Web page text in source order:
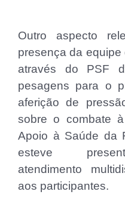
Outro aspecto
presença da
através do PSF
pesagens para o
aferição de
sobre o combate
Apoio à Saúde da
esteve
atendimento
aos participantes.